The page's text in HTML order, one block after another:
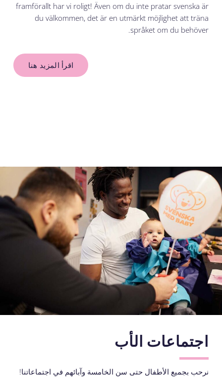
framförallt har vi roligt! Även om du inte pratar svenska är
du välkommen, det är en utmärkt möjlighet att träna
språket om du behöver.
اقرأ المزيد هنا
اجتماعات الأب
نرحب بجميع الأطفال حتى سن الخامسة وآبائهم في اجتماعاتنا!